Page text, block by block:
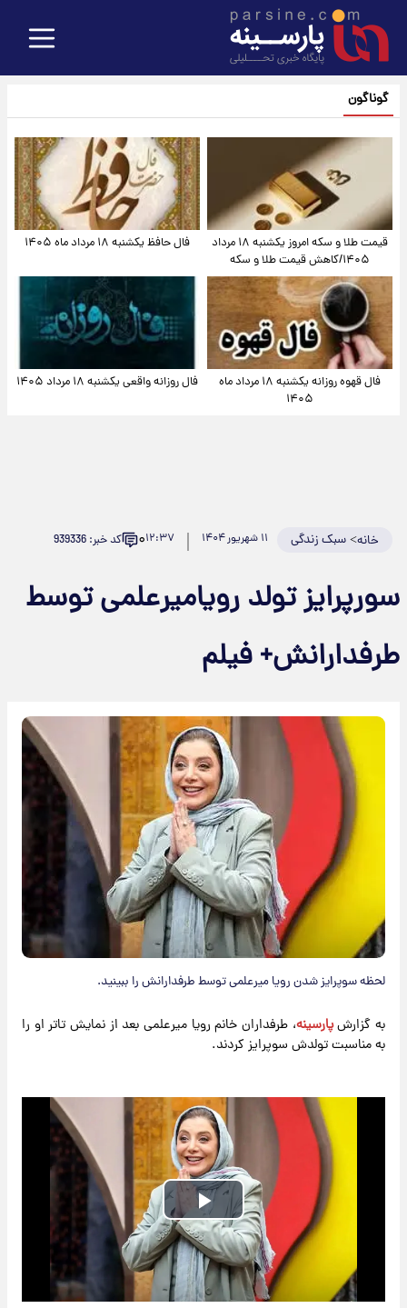
گوناگون
قیمت طلا و سکه امروز یکشنبه ۱۸ مرداد
۱۴۰۵/کاهش قیمت طلا و سکه
فال حافظ یکشنبه ۱۸ مرداد ماه ۱۴۰۵
فال قهوه روزانه یکشنبه ۱۸ مرداد ماه
۱۴۰۵
فال روزانه واقعی یکشنبه ۱۸ مرداد ۱۴۰۵
خانه>سبک زندگی ۱۱ شهریور ۱۴۰۴ ۱۲:۳۷۰ کد خبر: 939336
سورپرایز تولد رویامیرعلمی توسط
طرفدارانش+ فیلم
لحظه سوپرایز شدن رویا میرعلمی توسط طرفدارانش را ببینید.
به گزارشپارسینه، طرفداران خانم رویا میرعلمی بعد از نمایش تاتر او را
به مناسبت تولدش سوپرایز کردند.
Play
Video